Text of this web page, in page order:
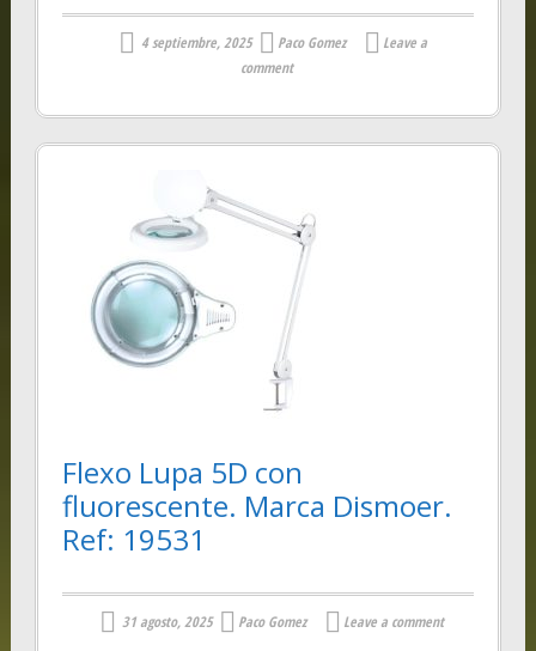
4 septiembre, 2025 Paco Gomez
Leave a
comment
Flexo Lupa 5D con
fluorescente. Marca Dismoer.
Ref: 19531
31 agosto, 2025 Paco Gomez Leave a comment